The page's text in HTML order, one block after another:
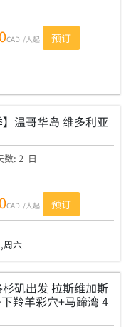
CAD /人起 预订
】温哥华岛 维多利亚
数: 2 日
CAD /人起 预订
周六
杉矶出发 拉斯维加斯
羚羊彩穴+马蹄湾 4